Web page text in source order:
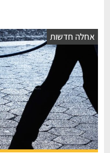
אחלה חדשות